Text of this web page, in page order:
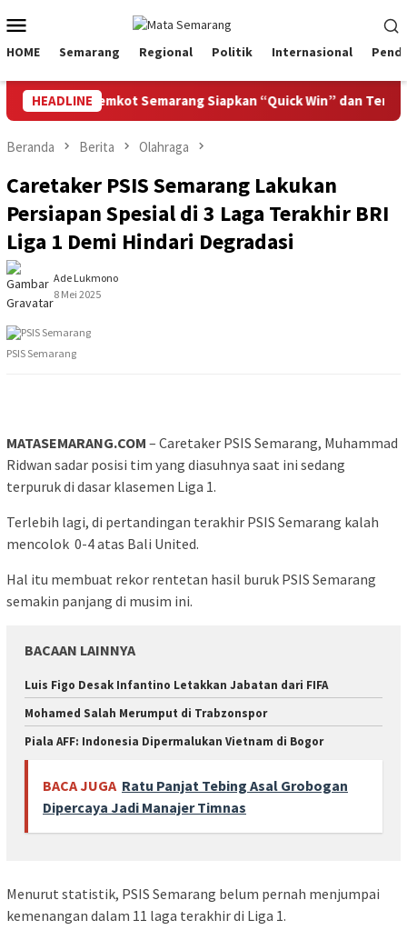
ke
kontenMobile
HOME Semarang Regional Politik Internasional
HEADLINE
2027, Pemkot Semarang Siapkan “Quick Win” dan Temu
Beranda Berita Olahraga
Caretaker PSIS Semarang Lakukan
Persiapan Spesial di 3 Laga Terakhir BRI
Liga 1 Demi Hindari Degradasi
Ade Lukmono
8 Mei 2025
PSIS Semarang
MATASEMARANG.COM – Caretaker PSIS Semarang, Muhammad
Ridwan sadar posisi tim yang diasuhnya saat ini sedang
terpuruk di dasar klasemen Liga 1.
Terlebih lagi, di pertandingan terakhir PSIS Semarang kalah
mencolok 0-4 atas Bali United.
Hal itu membuat rekor rentetan hasil buruk PSIS Semarang
semakin panjang di musim ini.
BACAAN LAINNYA
Luis Figo Desak Infantino Letakkan Jabatan dari FIFA
Mohamed Salah Merumput di Trabzonspor
Piala AFF: Indonesia Dipermalukan Vietnam di Bogor
BACA JUGA Ratu Panjat Tebing Asal Grobogan
Dipercaya Jadi Manajer Timnas
Menurut statistik, PSIS Semarang belum pernah menjumpai
kemenangan dalam 11 laga terakhir di Liga 1.